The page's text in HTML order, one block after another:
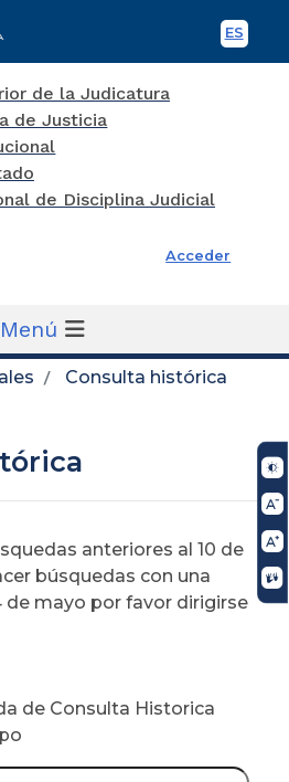
ES
Acceder
Menú
Consulta histórica
anteriores al 10 de
búsquedas con una
de mayo por favor dirigirse
de Consulta Historica